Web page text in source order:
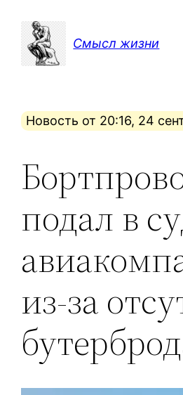
содержимому
Смысл жизни
Новость от 20:16, 24
подал в
из-за